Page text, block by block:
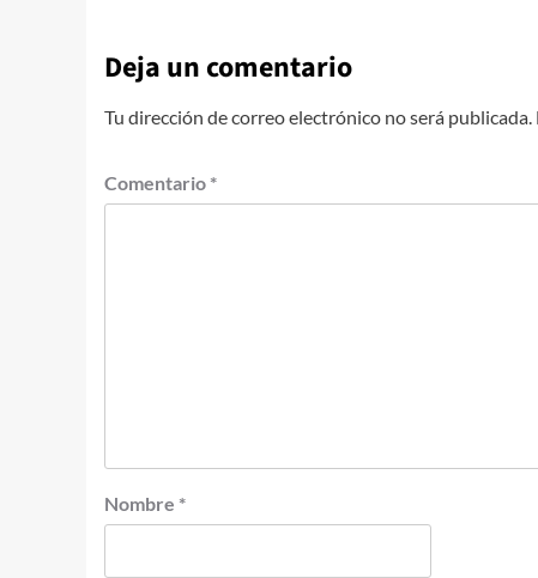
Deja un comentario
Tu dirección de correo electrónico no será publicada.
Comentario *
Nombre *